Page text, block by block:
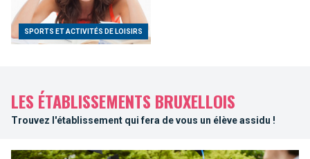
SPORTS ET ACTIVITÉS DE LOISIRS
LES ÉTABLISSEMENTS BRUXELLOIS
Trouvez l'établissement qui fera de vous un élève assidu !